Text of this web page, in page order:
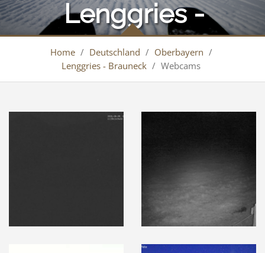
Lenggries -
Brauneck
Home / Deutschland / Oberbayern /
Lenggries - Brauneck / Webcams